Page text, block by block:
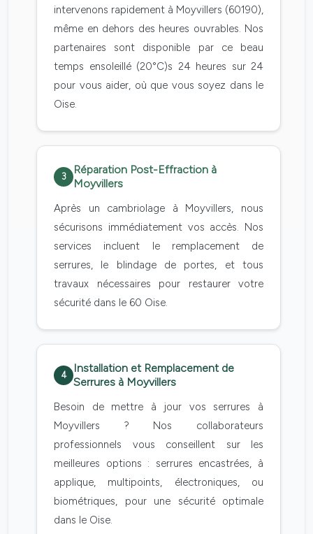
intervenons rapidement à Moyvillers (60190),
même en dehors des heures ouvrables. Nos
partenaires sont disponible par ce beau
temps ensoleillé (20°C)s 24 heures sur 24
pour vous aider, où que vous soyez dans le
Oise.
3
Réparation Post-Effraction à
Moyvillers
Après un cambriolage à Moyvillers, nous
sécurisons immédiatement vos accès. Nos
services incluent le remplacement de
serrures, le blindage de portes, et tous
travaux nécessaires pour restaurer votre
sécurité dans le 60 Oise.
4
Installation et Remplacement de
Serrures à Moyvillers
Besoin de mettre à jour vos serrures à
Moyvillers ? Nos collaborateurs
professionnels vous conseillent sur les
meilleures options : serrures encastrées, à
applique, multipoints, électroniques, ou
biométriques, pour une sécurité optimale
dans le Oise.